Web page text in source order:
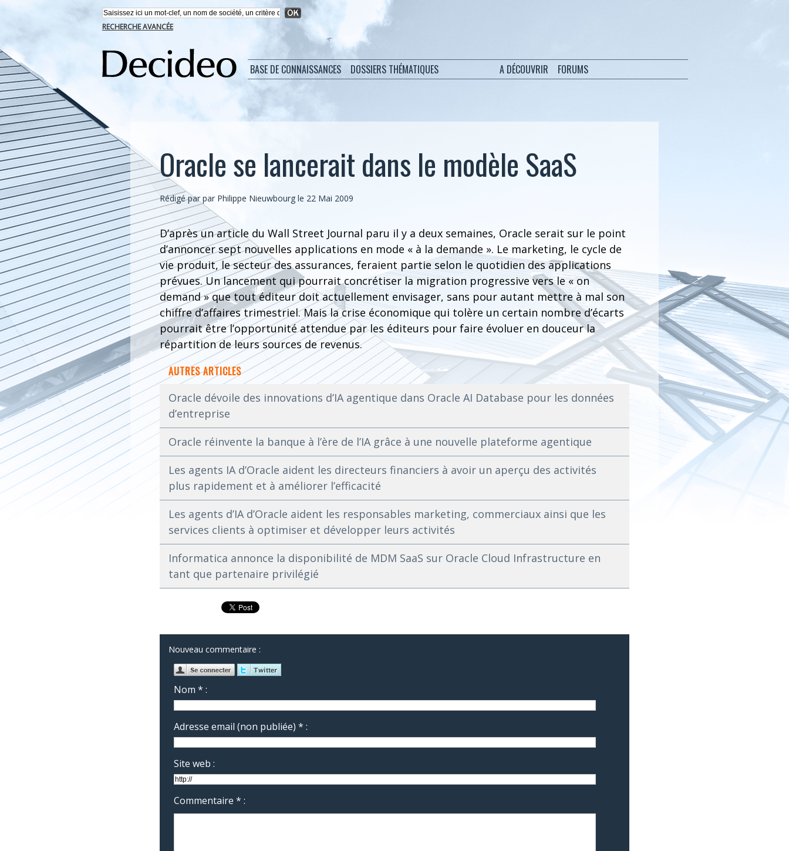
RECHERCHE AVANCÉE
BASE DE CONNAISSANCES DOSSIERS THÉMATIQUES A DÉCOUVRIR FORUMS
Oracle se lancerait dans le modèle SaaS
Rédigé par par Philippe Nieuwbourg le 22 Mai 2009
D’après un article du Wall Street Journal paru il y a deux semaines, Oracle serait sur le point
d’annoncer sept nouvelles applications en mode « à la demande ». Le marketing, le cycle de
vie produit, le secteur des assurances, feraient partie selon le quotidien des applications
prévues. Un lancement qui pourrait concrétiser la migration progressive vers le « on
demand » que tout éditeur doit actuellement envisager, sans pour autant mettre à mal son
chiffre d’affaires trimestriel. Mais la crise économique qui tolère un certain nombre d’écarts
pourrait être l’opportunité attendue par les éditeurs pour faire évoluer en douceur la
répartition de leurs sources de revenus.
AUTRES ARTICLES
Oracle dévoile des innovations d’IA agentique dans Oracle AI Database pour les données
d’entreprise
Oracle réinvente la banque à l’ère de l’IA grâce à une nouvelle plateforme agentique
Les agents IA d’Oracle aident les directeurs financiers à avoir un aperçu des activités
plus rapidement et à améliorer l’efficacité
Les agents d’IA d’Oracle aident les responsables marketing, commerciaux ainsi que les
services clients à optimiser et développer leurs activités
Informatica annonce la disponibilité de MDM SaaS sur Oracle Cloud Infrastructure en
tant que partenaire privilégié
Nouveau commentaire :
Nom * :
Adresse email (non publiée) * :
Site web :
Commentaire * :